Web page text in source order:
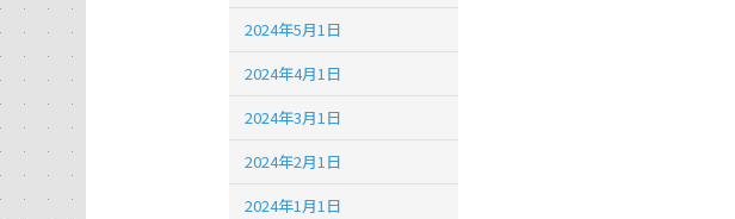
2024年5月1日
2024年4月1日
2024年3月1日
2024年2月1日
2024年1月1日